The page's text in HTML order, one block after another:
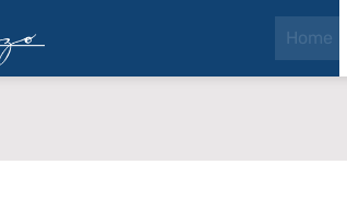
Home